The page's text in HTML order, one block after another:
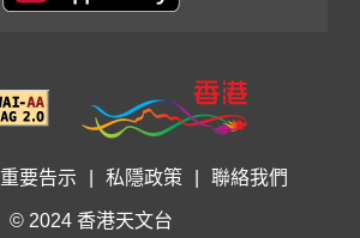
重要告示 私隱政策 聯絡我們
© 2024 香港天文台